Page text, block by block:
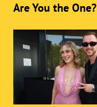
Are You the One?